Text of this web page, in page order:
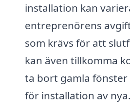
installation kan
entreprenörens
som krävs för att
kan även tillkomma
ta bort gamla
för installation av nya.